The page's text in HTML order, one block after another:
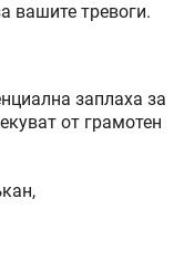
вашите тревоги.
заплаха за
от грамотен